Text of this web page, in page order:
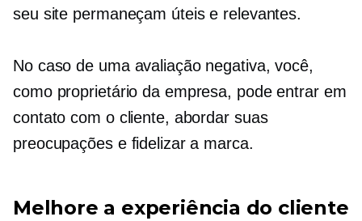
seu site permaneçam úteis e relevantes.
No caso de uma avaliação negativa, você,
como proprietário da empresa, pode entrar em
contato com o cliente, abordar suas
preocupações e fidelizar a marca.
Melhore a experiência do cliente